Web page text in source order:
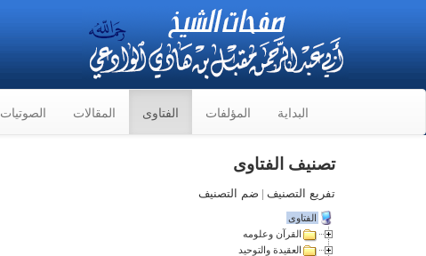
البداية المؤلفات الفتاوى المقالات الصوتيات
تصنيف الفتاوى
تفريع التصنيف | ضم التصنيف
الفتاوى
القرآن وعلومه
العقيدة والتوحيد